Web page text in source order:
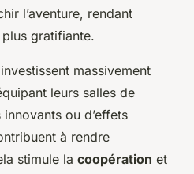
l’aventure, rendant
gratifiante.
massivement
leurs salles de
ou d’effets
à rendre
stimule la coopération et